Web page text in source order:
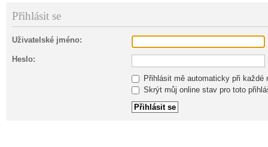
Přihlásit se
Uživatelské jméno:
Heslo:
Přihlásit mě automaticky při každé
Skrýt můj online stav pro toto